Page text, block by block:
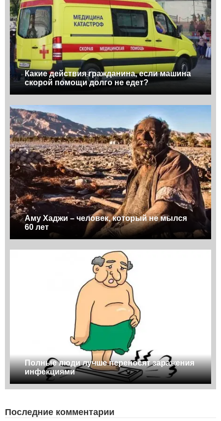
Какие действия гражданина, если машина
скорой помощи долго не едет?
Аму Хаджи – человек, который не мылся
60 лет
Полные люди лучше переносят заражения
инфекциями
Последние комментарии